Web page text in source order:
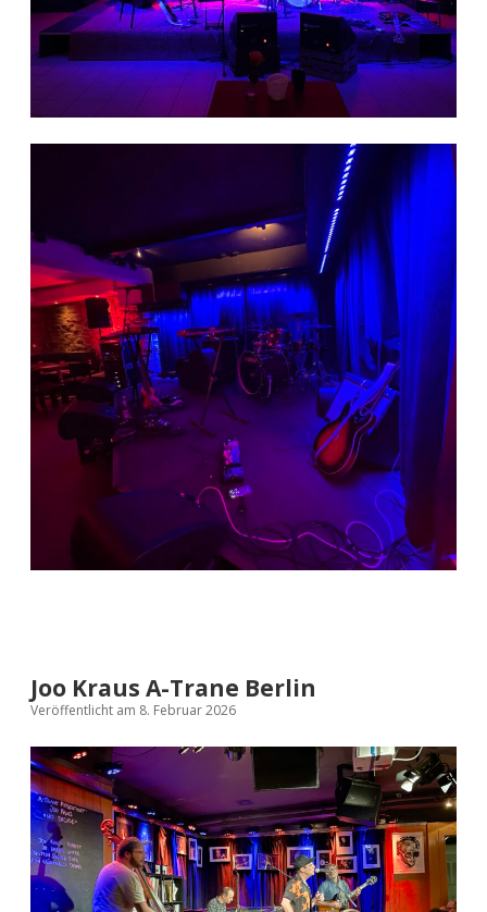
Joo Kraus A-Trane Berlin
Veröffentlicht am 8. Februar 2026